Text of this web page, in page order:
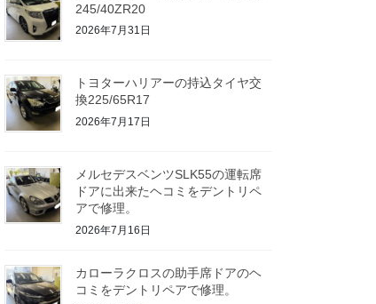
245/40ZR20
2026年7月31日
トヨターハリアーの持込タイヤ交
換225/65R17
2026年7月17日
メルセデスベンツSLK55の運転席
ドアに出来たヘコミをデントリペ
アで修理。
2026年7月16日
カローラクロスの助手席ドアのヘ
コミをデントリペアで修理。